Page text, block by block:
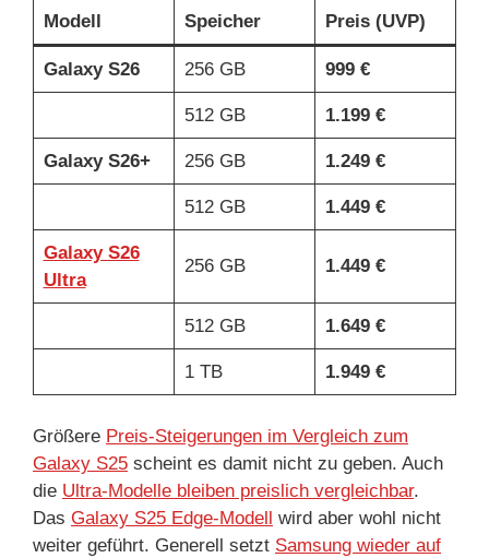
Modell Speicher Preis (UVP)
Galaxy S26 256 GB 999 €
512 GB 1.199 €
Galaxy S26+ 256 GB 1.249 €
512 GB 1.449 €
Galaxy S26
Ultra
256 GB 1.449 €
512 GB 1.649 €
1 TB 1.949 €
Größere Preis-Steigerungen im Vergleich zum
Galaxy S25 scheint es damit nicht zu geben. Auch
die Ultra-Modelle bleiben preislich vergleichbar.
Das Galaxy S25 Edge-Modell
wird aber wohl nicht
weiter geführt. Generell setzt Samsung wieder auf